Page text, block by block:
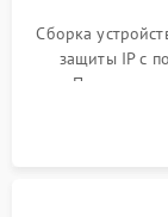
Сборка
защиты IP с
абсолютно